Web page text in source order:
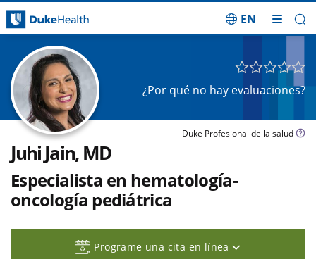
EN
¿Por qué no hay evaluaciones?
Duke Profesional de la salud
Juhi Jain, MD
Especialista en hematología-
oncología pediátrica
Programe una cita en línea